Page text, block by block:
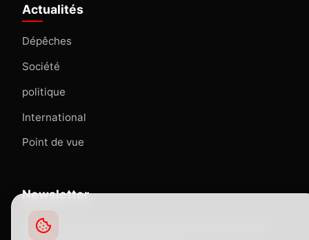
Actualités
Dépêches
Société
politique
International
Point de vue
Newsletter
Abonnez-vous pour recevoir nos dernières actualités